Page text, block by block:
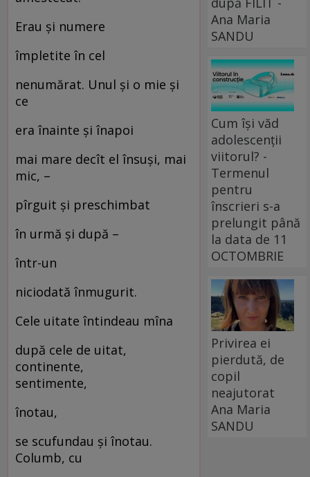
Erau și numere
împletite în cel
nenumărat. Unul și o mie și
ce
era înainte și înapoi
mai mare decît el însuși, mai
mic, –
pîrguit și preschimbat
în urmă și după –
într-un
niciodată înmugurit.
Cele uitate întindeau mîna
după cele de uitat,
continente,
sentimente,
înotau,
se scufundau și înotau.
Columb, cu
Ana Maria
SANDU
Cum își văd
adolescenții
viitorul? -
Termenul
pentru
înscrieri s-a
prelungit până
la data de 11
OCTOMBRIE
Privirea ei
pierdută, de
copil
neajutorat
Ana Maria
SANDU